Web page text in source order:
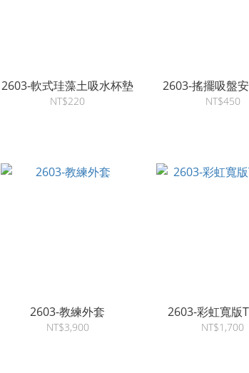
2603-軟式珪藻土吸水杯墊
NT$220
2603-搖擺吸盤
NT$450
2603-教練外套
NT$3,900
2603-彩虹寬版
NT$1,700